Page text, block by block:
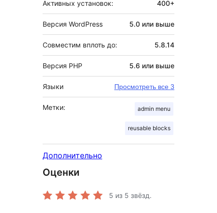
Активных установок: 400+
Версия WordPress 5.0 или выше
Совместим вплоть до: 5.8.14
Версия PHP 5.6 или выше
Языки Просмотреть все 3
Метки: admin menu
reusable blocks
Дополнительно
Оценки
5 из 5 звёзд.